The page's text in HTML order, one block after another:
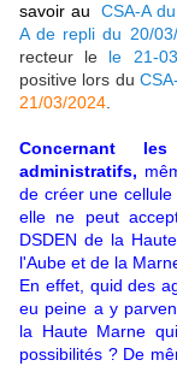
savoir au
CSA-A
A de repli du 20/
recteur le le 21-
positive lors du
21/03/2024
Concernant
administratifs,
de créer une cellule
elle ne peut
DSDEN de la
l'Aube et de la
En effet, quid des
eu peine a y
la Haute Marne
possibilités ? De